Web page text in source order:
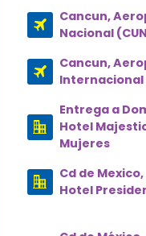
Cancun,
Nacional
Cancun,
Internacional
Entrega a
Hotel
Mujeres
Cd de
Hotel